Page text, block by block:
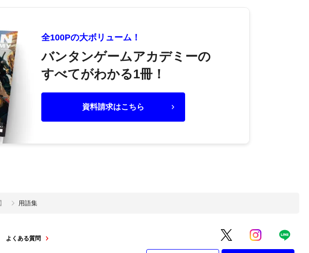
全100Pの大ボリューム！
バンタンゲームアカデミーの
すべてがわかる1冊！
資料請求はこちら
用語集
よくある質問